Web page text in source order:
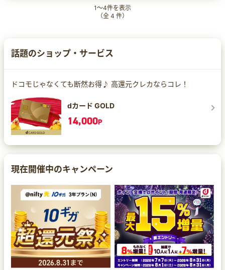
1～4件を表示
（全 4 件）
話題のショップ・サービス
ドコモじゃなくても断然お得♪ 高還元クレカならコレ！
dカード GOLD
14,000P
現在開催中のキャンペーン